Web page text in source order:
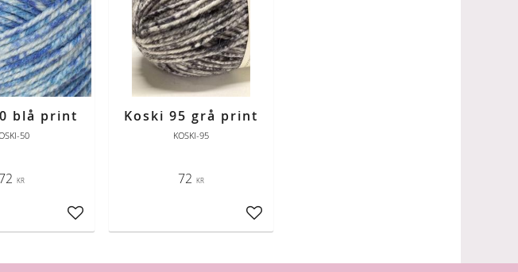
blå print
50
KR
Lägg till i favoriter
Koski 95 grå print
KOSKI-95
72 KR
Lägg till i favoriter